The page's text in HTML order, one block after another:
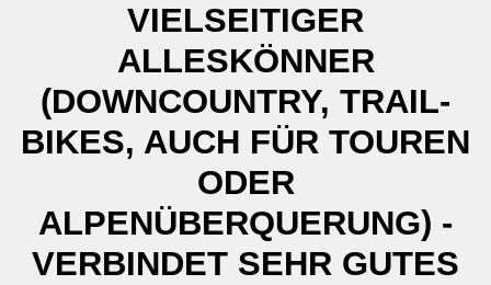
VIELSEITIGER
ALLESKÖNNER
(DOWNCOUNTRY, TRAIL-
BIKES, AUCH FÜR TOUREN
ODER
ALPENÜBERQUERUNG) -
VERBINDET SEHR GUTES